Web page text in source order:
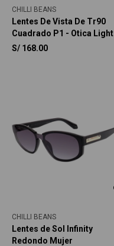
CHILLI BEANS
Lentes De Vista De Tr90
Cuadrado P1 - Otica Light
S/ 168.00
CHILLI BEANS
Lentes de Sol Infinity
Redondo Mujer